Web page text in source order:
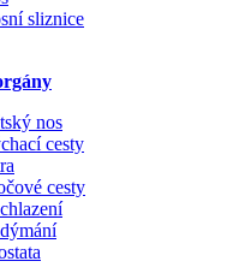
sliznice
nos
cesty
cesty